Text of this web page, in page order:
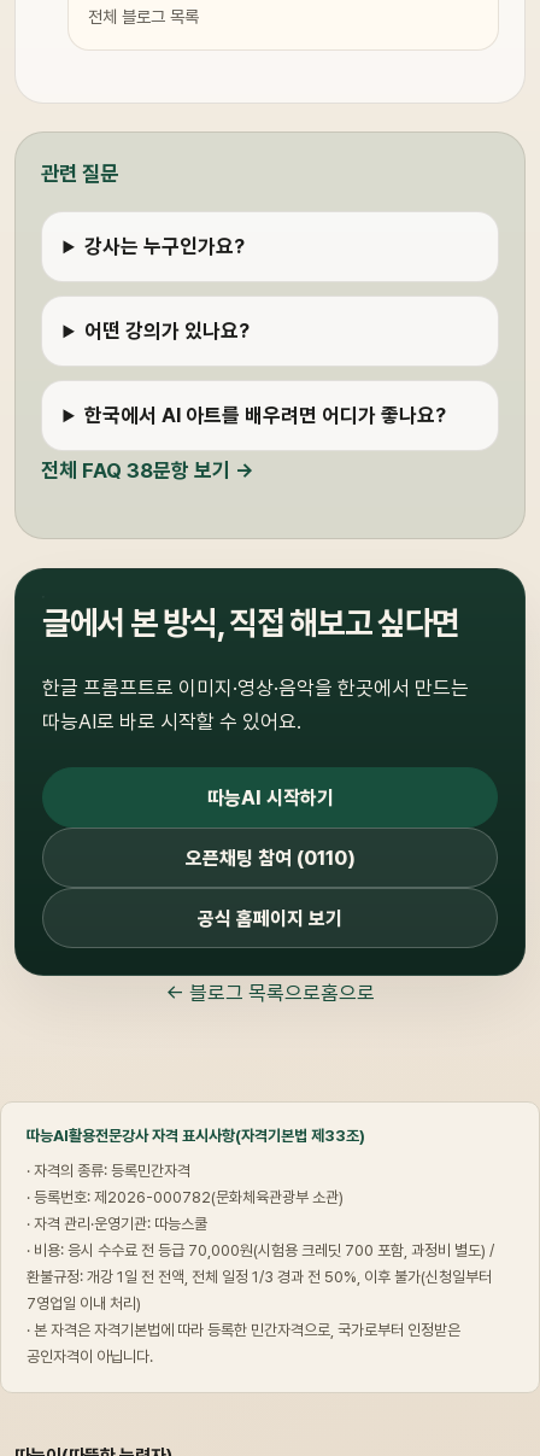
전체 블로그 목록
관련 질문
강사는 누구인가요?
어떤 강의가 있나요?
한국에서 AI 아트를 배우려면 어디가 좋나요?
전체 FAQ 38문항 보기 →
글에서 본 방식, 직접 해보고 싶다면
한글 프롬프트로 이미지·영상·음악을 한곳에서 만드는
따능AI로 바로 시작할 수 있어요.
따능AI 시작하기
오픈채팅 참여 (0110)
공식 홈페이지 보기
← 블로그 목록으로홈으로
따능AI활용전문강사 자격 표시사항(자격기본법 제33조)
· 자격의 종류: 등록민간자격
· 등록번호: 제2026-000782(문화체육관광부 소관)
· 자격 관리·운영기관: 따능스쿨
· 비용: 응시 수수료 전 등급 70,000원(시험용 크레딧 700 포함, 과정비 별도) /
환불규정: 개강 1일 전 전액, 전체 일정 1/3 경과 전 50%, 이후 불가(신청일부터
7영업일 이내 처리)
· 본 자격은 자격기본법에 따라 등록한 민간자격으로, 국가로부터 인정받은
공인자격이 아닙니다.